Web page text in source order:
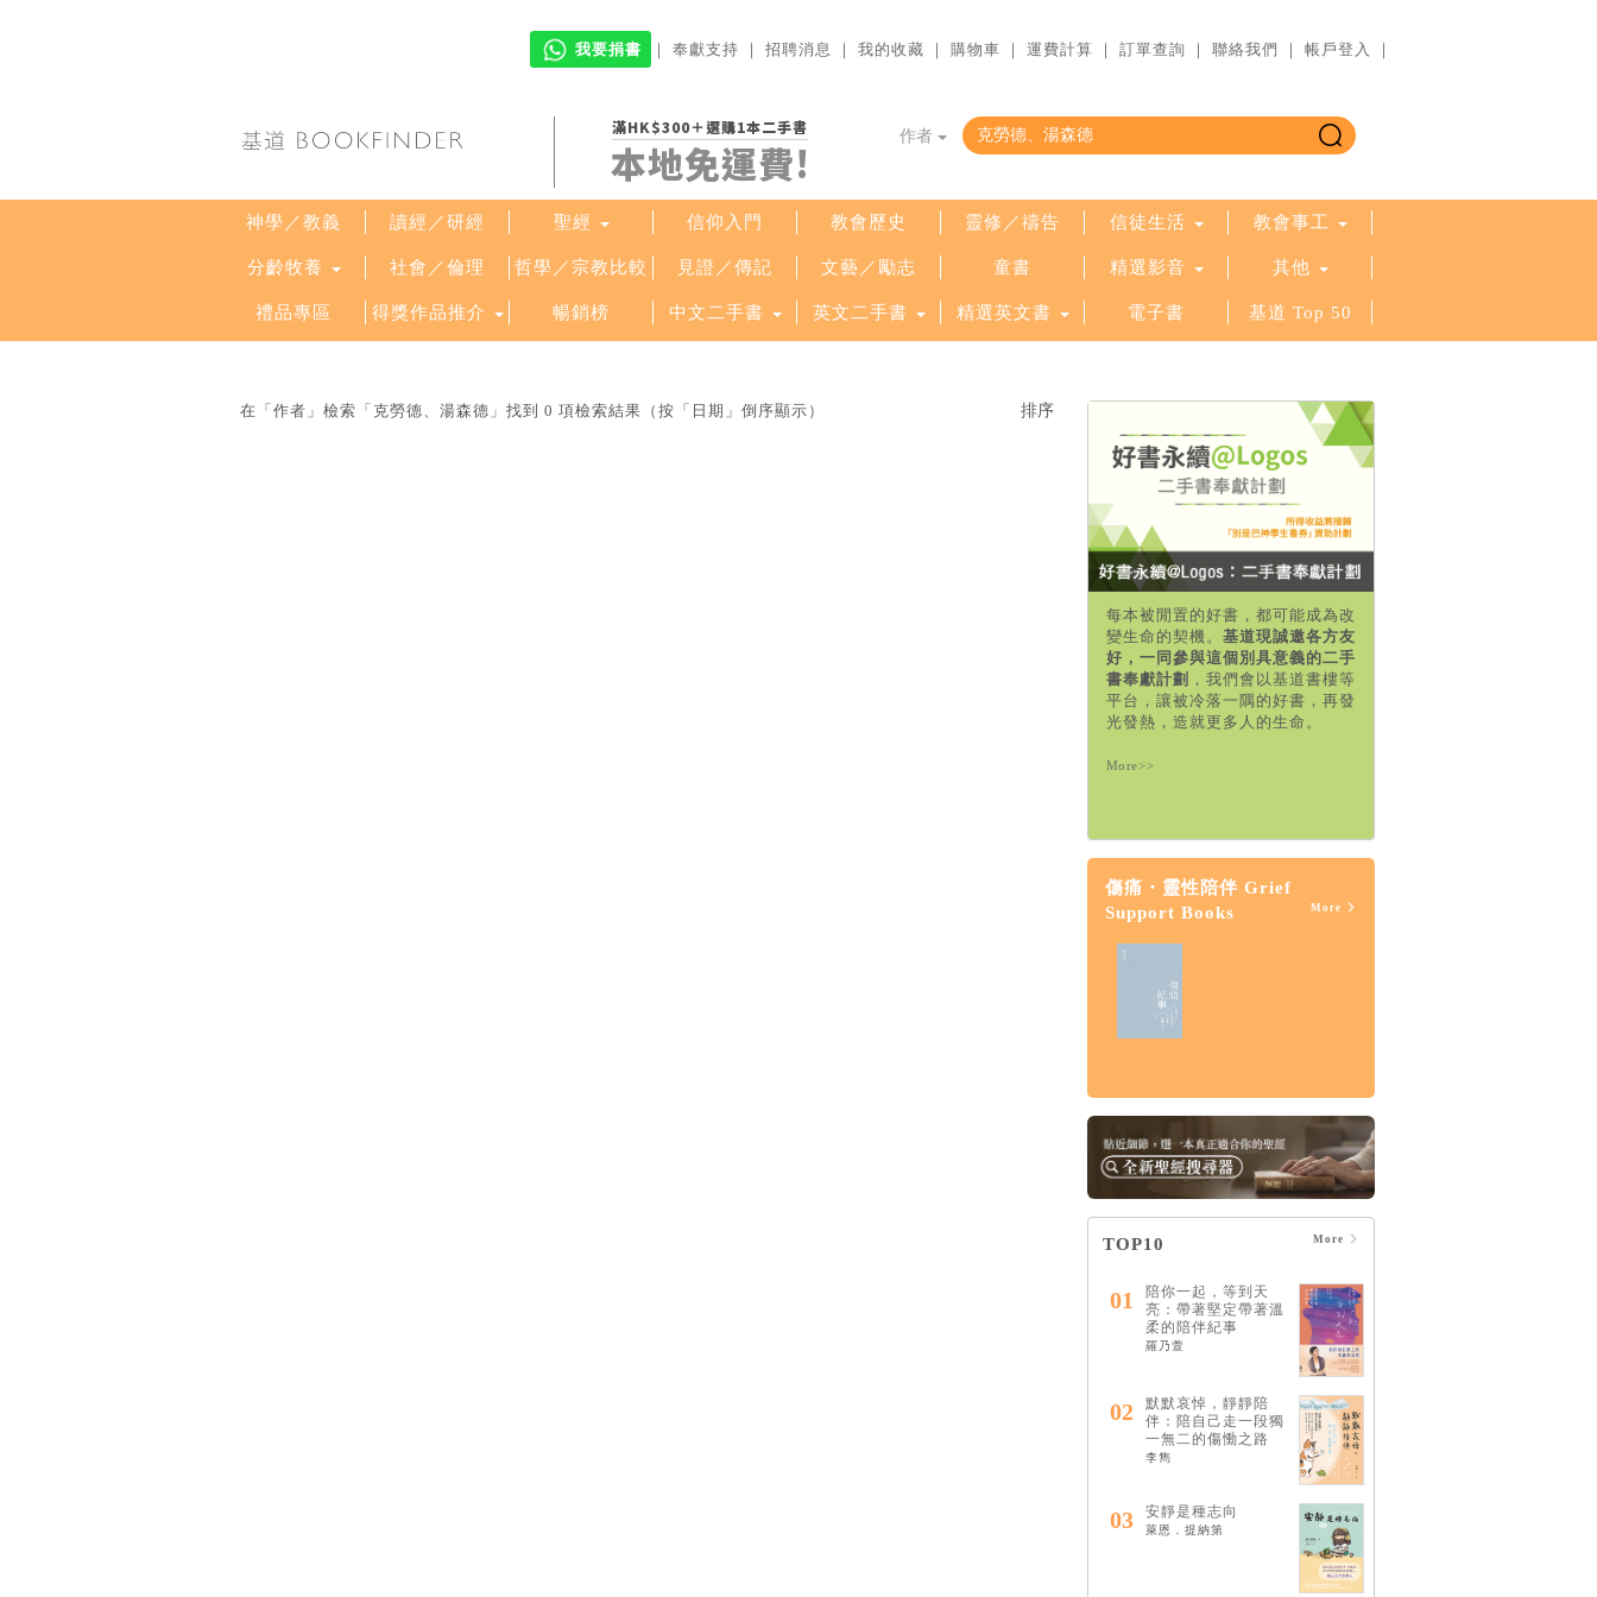
我要捐書 ｜ 奉獻支持 ｜ 招聘消息 ｜ 我的收藏 ｜ 購物車 ｜ 運費計算 ｜ 訂單查詢 ｜ 聯絡我們 ｜ 帳戶登入 ｜
滿HK$300＋選購1本二手書
本地免運費!
作者
神學／教義 讀經／研經 聖經 信仰入門 教會歷史 靈修／禱告 信徒生活 教會事工
分齡牧養 社會／倫理 哲學／宗教比較 見證／傳記 文藝／勵志 童書 精選影音 其他
禮品專區 得獎作品推介 暢銷榜 中文二手書 英文二手書 精選英文書 電子書 基道 Top 50
在「作者」檢索「克勞德、湯森德」找到 0 項檢索結果（按「日期」倒序顯示）
每本被閒置的好書，都可能成為改
變生命的契機。 基道現誠邀各方友
好，一同參與這個別具意義的二手
書奉獻計劃 ，我們會以基道書樓等
平台，讓被冷落一隅的好書，再發
光發熱，造就更多人的生命。
More>>
傷痛・靈性陪伴 Grief
Support Books
More
存的日子，在終末期
盼之下
HK$131 $138
TOP10 More
01
陪你一起，等到天
亮：帶著堅定帶著溫
柔的陪伴紀事
羅乃萱
02
默默哀悼，靜靜陪
伴：陪自己走一段獨
一無二的傷慟之路
李雋
03 安靜是種志向
萊恩．提納第